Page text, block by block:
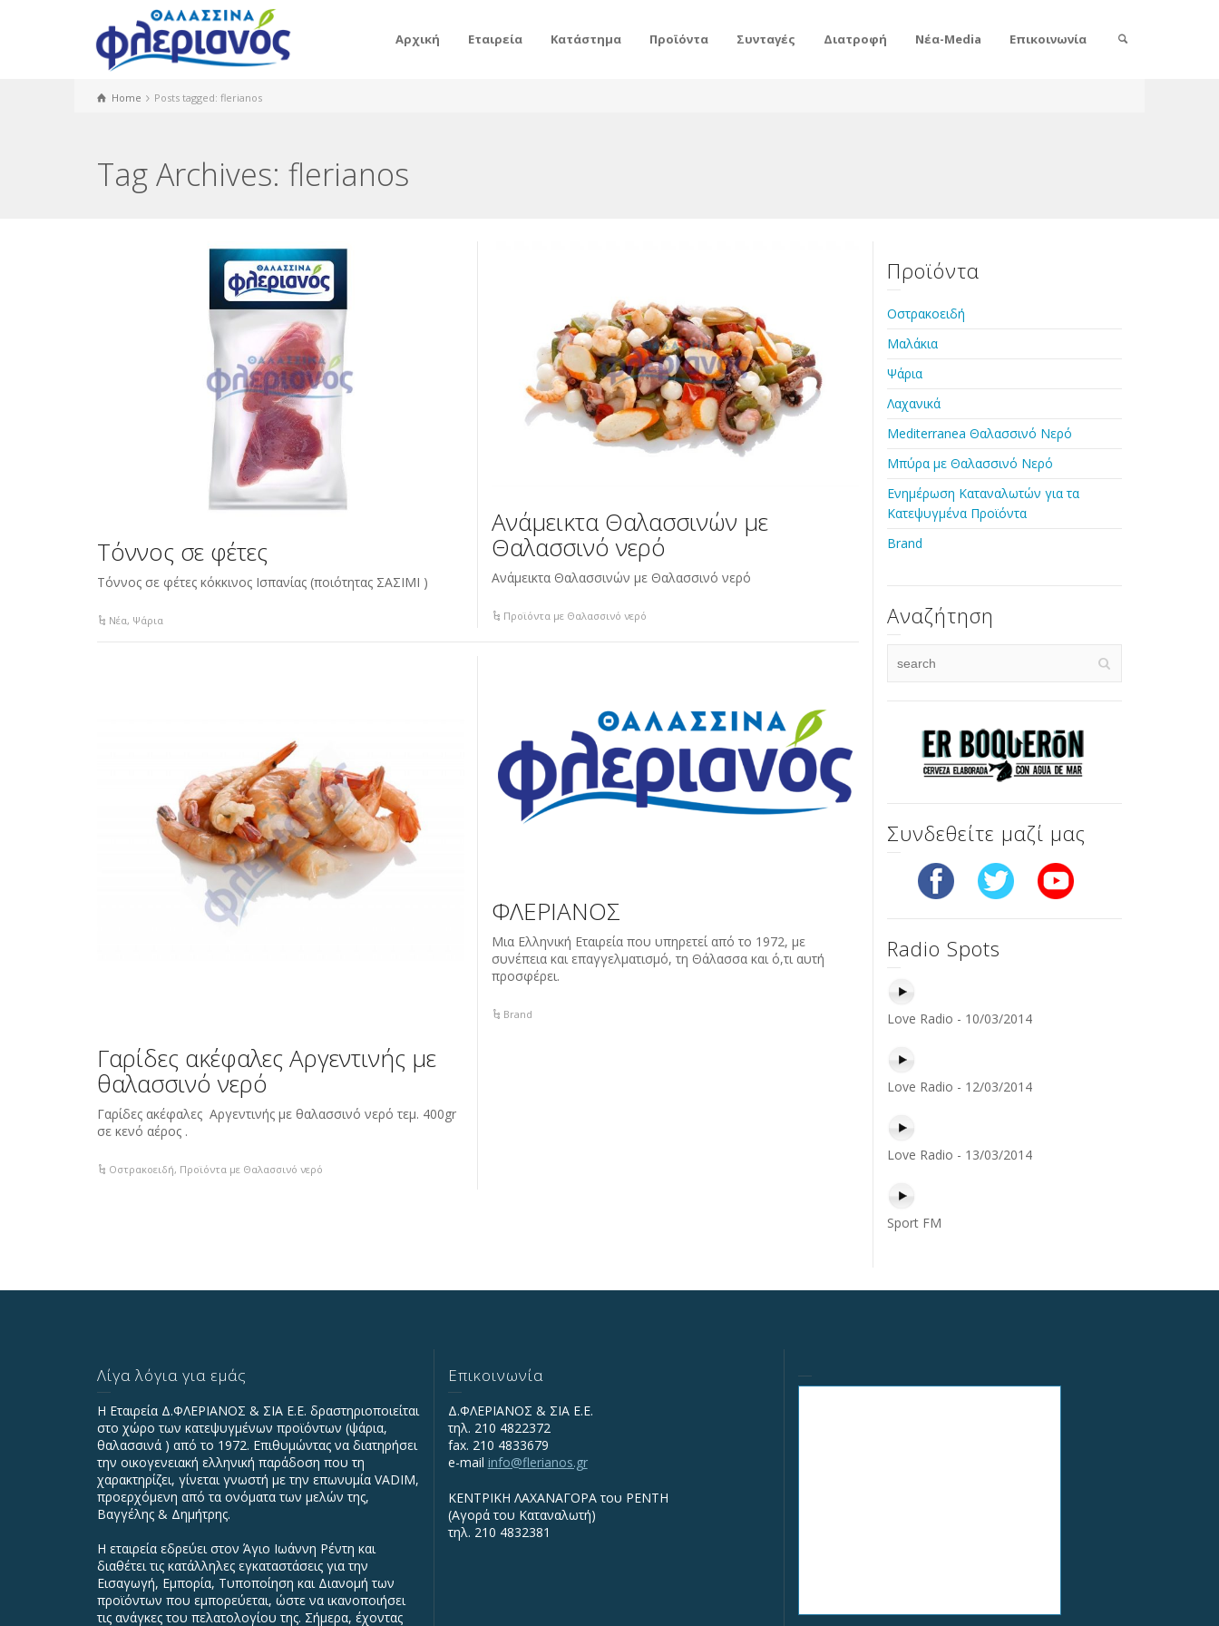
Αρχική Εταιρεία Κατάστημα Προϊόντα Συνταγές Διατροφή Νέα-Media Επικοινωνία
Home Posts tagged: flerianos
Tag Archives: flerianos
Τόννος σε φέτες
Τόννος σε φέτες κόκκινος Ισπανίας (ποιότητας ΣΑΣΙΜΙ )
Νέα, Ψάρια
Ανάμεικτα Θαλασσινών με
Θαλασσινό νερό
Ανάμεικτα Θαλασσινών με Θαλασσινό νερό
Προϊόντα με Θαλασσινό νερό
Γαρίδες ακέφαλες Αργεντινής με
θαλασσινό νερό
Γαρίδες ακέφαλες Αργεντινής με θαλασσινό νερό τεμ. 400gr
σε κενό αέρος .
Οστρακοειδή, Προϊόντα με Θαλασσινό νερό
ΦΛΕΡΙΑΝΟΣ
Μια Ελληνική Εταιρεία που υπηρετεί από το 1972, με
συνέπεια και επαγγελματισμό, τη Θάλασσα και ό,τι αυτή
προσφέρει.
Brand
Προϊόντα
Οστρακοειδή
Μαλάκια
Ψάρια
Λαχανικά
Mediterranea Θαλασσινό Νερό
Μπύρα με Θαλασσινό Νερό
Ενημέρωση Καταναλωτών για τα
Κατεψυγμένα Προϊόντα
Brand
Αναζήτηση
Συνδεθείτε μαζί μας
Radio Spots
Love Radio - 10/03/2014
Love Radio - 12/03/2014
Love Radio - 13/03/2014
Sport FM
Λίγα λόγια για εμάς
Η Εταιρεία Δ.ΦΛΕΡΙΑΝΟΣ & ΣΙΑ Ε.Ε. δραστηριοποιείται
στο χώρο των κατεψυγμένων προϊόντων (ψάρια,
θαλασσινά ) από το 1972. Επιθυμώντας να διατηρήσει
την οικογενειακή ελληνική παράδοση που τη
χαρακτηρίζει, γίνεται γνωστή με την επωνυμία VADIΜ,
προερχόμενη από τα ονόματα των μελών της,
Βαγγέλης & Δημήτρης.
Η εταιρεία εδρεύει στον Άγιο Ιωάννη Ρέντη και
διαθέτει τις κατάλληλες εγκαταστάσεις για την
Εισαγωγή, Εμπορία, Τυποποίηση και Διανομή των
προϊόντων που εμπορεύεται, ώστε να ικανοποιήσει
τις ανάγκες του πελατολογίου της. Σήμερα, έχοντας
Επικοινωνία
Δ.ΦΛΕΡΙΑΝΟΣ & ΣΙΑ Ε.Ε.
τηλ. 210 4822372
fax. 210 4833679
e-mail info@flerianos.gr
ΚΕΝΤΡΙΚΗ ΛΑΧΑΝΑΓΟΡΑ του ΡΕΝΤΗ
(Αγορά του Καταναλωτή)
τηλ. 210 4832381